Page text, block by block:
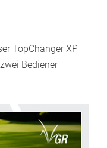
TopChanger XP
Bediener